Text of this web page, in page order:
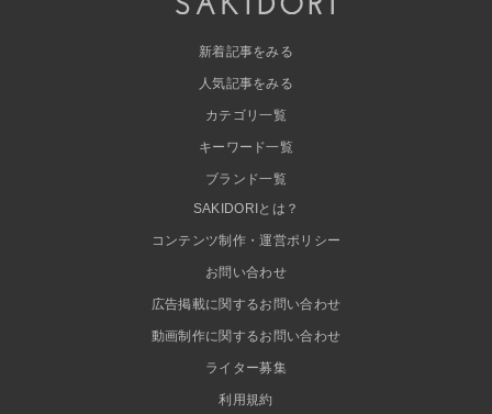
新着記事をみる
人気記事をみる
カテゴリ一覧
キーワード一覧
ブランド一覧
SAKIDORIとは？
コンテンツ制作・運営ポリシー
お問い合わせ
広告掲載に関するお問い合わせ
動画制作に関するお問い合わせ
ライター募集
利用規約